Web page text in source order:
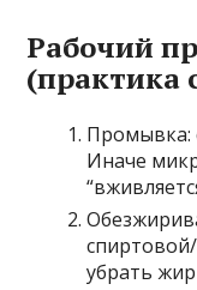
Рабочий
(практика
Промывка:
Иначе
убрать